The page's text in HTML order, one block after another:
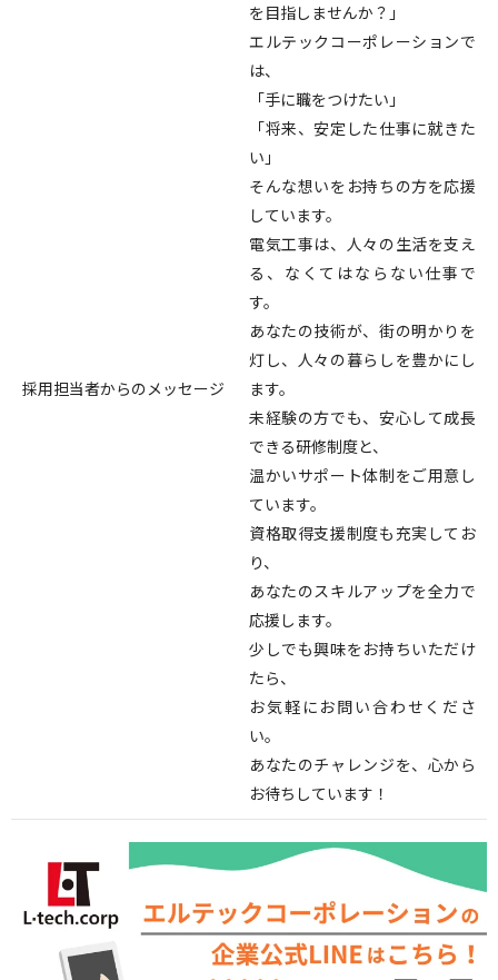
採用担当者からのメッセージ
を目指しませんか？」
エルテックコーポレーションで
は、
「手に職をつけたい」
「将来、安定した仕事に就きた
い」
そんな想いをお持ちの方を応援
しています。
電気工事は、人々の生活を支え
る、なくてはならない仕事で
す。
あなたの技術が、街の明かりを
灯し、人々の暮らしを豊かにし
ます。
未経験の方でも、安心して成長
できる研修制度と、
温かいサポート体制をご用意し
ています。
資格取得支援制度も充実してお
り、
あなたのスキルアップを全力で
応援します。
少しでも興味をお持ちいただけ
たら、
お気軽にお問い合わせくださ
い。
あなたのチャレンジを、心から
お待ちしています！